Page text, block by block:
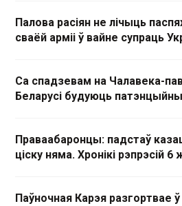
Палова расіян не лічыць
сваёй арміі ў вайне супраць
Са спадзевам на Чалавека-
Беларусі будуюць
Праваабаронцы: падстаў
ціску няма. Хронікі рэпрэсій 6
Паўночная Карэя разгортвае